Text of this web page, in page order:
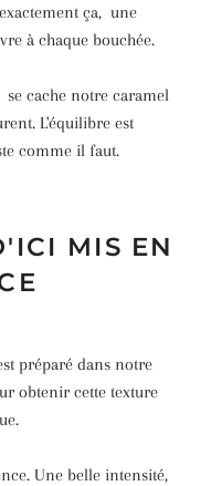
ça, une
à chaque bouchée.
cache notre caramel
L'équilibre est
comme il faut.
MIS EN
préparé dans notre
obtenir cette texture
Une belle intensité,